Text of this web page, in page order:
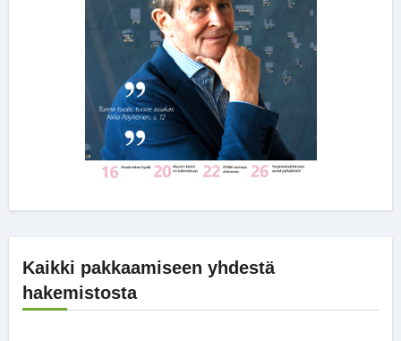
Kaikki pakkaamiseen yhdestä
hakemistosta